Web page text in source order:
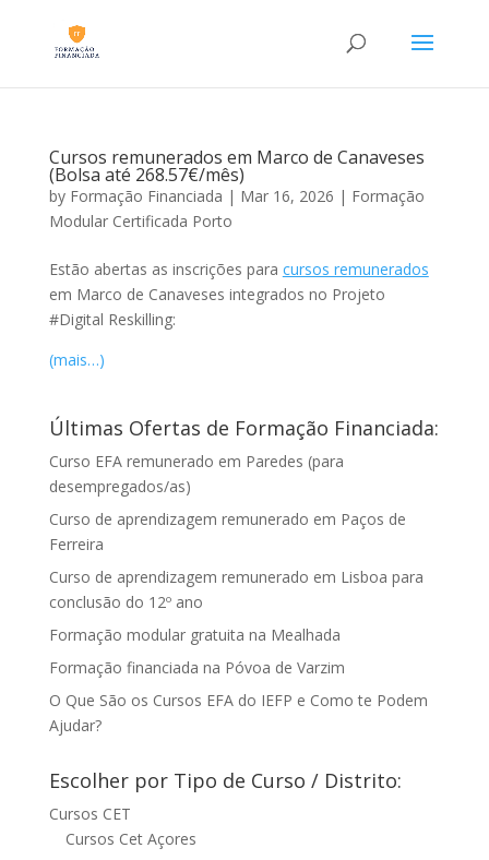
Cursos remunerados em Marco de Canaveses
(Bolsa até 268.57€/mês)
by Formação Financiada | Mar 16, 2026 | Formação
Modular Certificada Porto
Estão abertas as inscrições para cursos remunerados
em Marco de Canaveses integrados no Projeto
#Digital Reskilling:
(mais…)
Últimas Ofertas de Formação Financiada:
Curso EFA remunerado em Paredes (para
desempregados/as)
Curso de aprendizagem remunerado em Paços de
Ferreira
Curso de aprendizagem remunerado em Lisboa para
conclusão do 12º ano
Formação modular gratuita na Mealhada
Formação financiada na Póvoa de Varzim
O Que São os Cursos EFA do IEFP e Como te Podem
Ajudar?
Escolher por Tipo de Curso / Distrito:
Cursos CET
Cursos Cet Açores